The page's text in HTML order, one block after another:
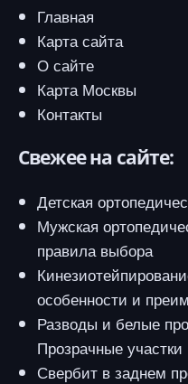
Главная
Карта сайта
О сайте
Карта Москвы
Контакты
Свежее на сайте:
Детская
Мужская
правила выбора
особенности и
Разводы и белые
Прозрачные участки
Свербит в заднем